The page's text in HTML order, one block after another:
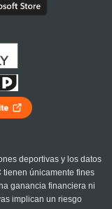
deportivas y los datos
tienen únicamente fines
ganancia financiera ni
implican un riesgo